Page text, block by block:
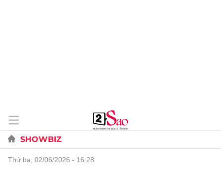
SHOWBIZ
thứ ba, 02/06/2026 - 16:28